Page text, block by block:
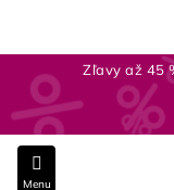
obsah
Zľavy až 45